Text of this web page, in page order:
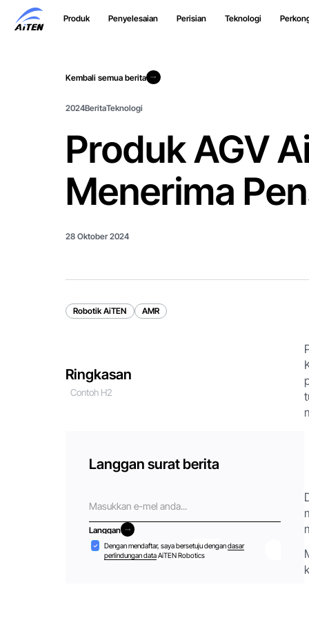
Langkau
Produk Penyelesaian Perisian Teknologi
Kembali semua berita
2024BeritaTeknologi
Produk AGV
Menerima
28 Oktober 2024
Robotik AiTEN AMR
Ringkasan
Contoh H2
Langgan surat berita
mel
Langgan
Langgan
Penerimaan
Dengan mendaftar, saya bersetuju dengandasar
perlindungan dataAiTEN Robotics